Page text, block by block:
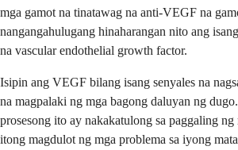
mga gamot na tinatawag na anti-VEGF na
nangangahulugang hinaharangan nito ang
na vascular endothelial growth factor.
Isipin ang VEGF bilang isang senyales na
na magpalaki ng mga bagong daluyan ng
prosesong ito ay nakakatulong sa paggaling ng
itong magdulot ng mga problema sa iyong